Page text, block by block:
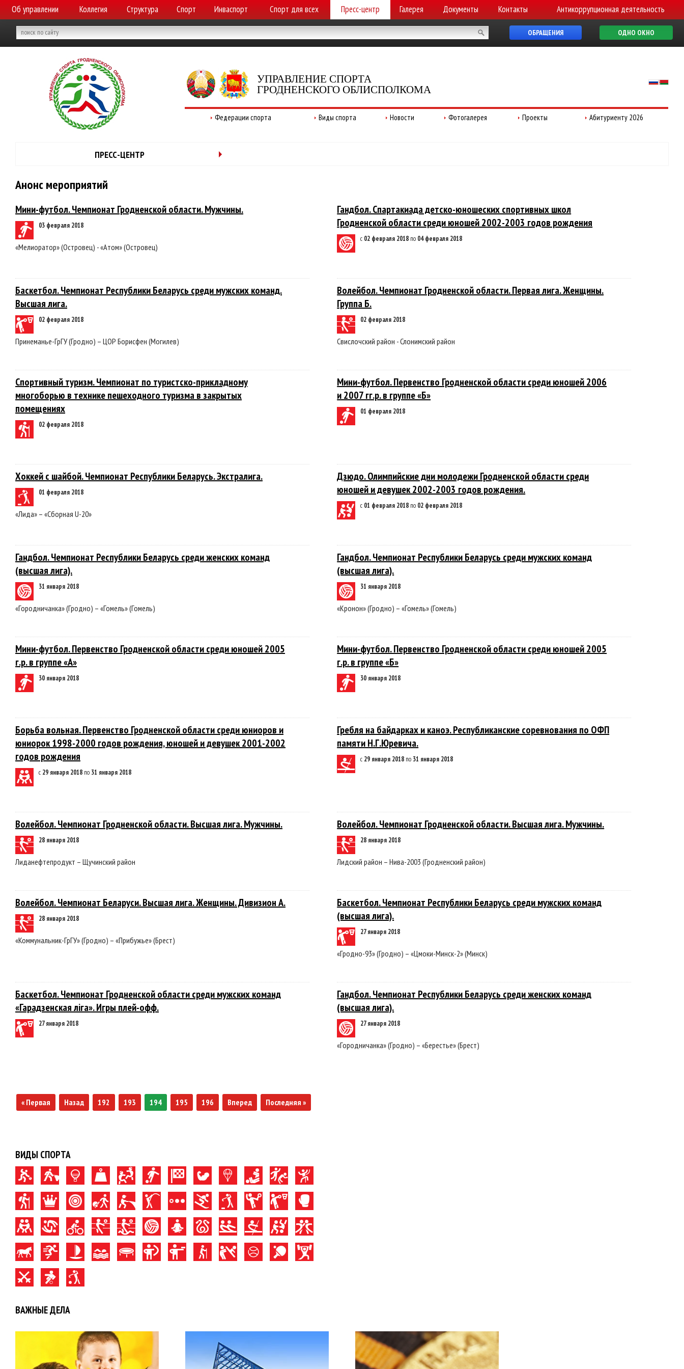
Об управлении Коллегия Структура Спорт Инваспорт Спорт для всех Пресс-центр Галерея Документы Контакты Антикоррупционная деятельность
ОБРАЩЕНИЯ ОДНО ОКНО
УПРАВЛЕНИЕ СПОРТА
ГРОДНЕНСКОГО ОБЛИСПОЛКОМА
Федерации спорта Виды спорта Новости Фотогалерея Проекты Абитуриенту 2026
ПРЕСС-ЦЕНТР
Анонс мероприятий
Мини-футбол. Чемпионат Гродненской области. Мужчины.
03 февраля 2018
«Мелиоратор» (Островец) - «Атом» (Островец)
Гандбол. Спартакиада детско-юношеских спортивных школ
Гродненской области среди юношей 2002-2003 годов рождения
с 02 февраля 2018 по 04 февраля 2018
Баскетбол. Чемпионат Республики Беларусь среди мужских команд.
Высшая лига.
02 февраля 2018
Принеманье-ГрГУ (Гродно) – ЦОР Борисфен (Могилев)
Волейбол. Чемпионат Гродненской области. Первая лига. Женщины.
Группа Б.
02 февраля 2018
Свислочский район - Слонимский район
Спортивный туризм. Чемпионат по туристско-прикладному
многоборью в технике пешеходного туризма в закрытых
помещениях
02 февраля 2018
Мини-футбол. Первенство Гродненской области среди юношей 2006
и 2007 гг.р. в группе «Б»
01 февраля 2018
Хоккей с шайбой. Чемпионат Республики Беларусь. Экстралига.
01 февраля 2018
«Лида» – «Сборная U-20»
Дзюдо. Олимпийские дни молодежи Гродненской области среди
юношей и девушек 2002-2003 годов рождения.
с 01 февраля 2018 по 02 февраля 2018
Гандбол. Чемпионат Республики Беларусь среди женских команд
(высшая лига).
31 января 2018
«Городничанка» (Гродно) – «Гомель» (Гомель)
Гандбол. Чемпионат Республики Беларусь среди мужских команд
(высшая лига).
31 января 2018
«Кронон» (Гродно) – «Гомель» (Гомель)
Мини-футбол. Первенство Гродненской области среди юношей 2005
г.р. в группе «А»
30 января 2018
Мини-футбол. Первенство Гродненской области среди юношей 2005
г.р. в группе «Б»
30 января 2018
Борьба вольная. Первенство Гродненской области среди юниоров и
юниорок 1998-2000 годов рождения, юношей и девушек 2001-2002
годов рождения
с 29 января 2018 по 31 января 2018
Гребля на байдарках и каноэ. Республиканские соревнования по ОФП
памяти Н.Г.Юревича.
с 29 января 2018 по 31 января 2018
Волейбол. Чемпионат Гродненской области. Высшая лига. Мужчины.
28 января 2018
Лиданефтепродукт – Щучинский район
Волейбол. Чемпионат Гродненской области. Высшая лига. Мужчины.
28 января 2018
Лидский район – Нива-2003 (Гродненский район)
Волейбол. Чемпионат Беларуси. Высшая лига. Женщины. Дивизион А.
28 января 2018
«Коммунальник-ГрГУ» (Гродно) – «Прибужье» (Брест)
Баскетбол. Чемпионат Республики Беларусь среди мужских команд
(высшая лига).
27 января 2018
«Гродно-93» (Гродно) – «Цмоки-Минск-2» (Минск)
Баскетбол. Чемпионат Гродненской области среди мужских команд
«Гарадзенская лiга». Игры плей-офф.
27 января 2018
Гандбол. Чемпионат Республики Беларусь среди женских команд
(высшая лига).
27 января 2018
«Городничанка» (Гродно) – «Берестье» (Брест)
« Первая Назад 192 193 194 195 196 Вперед Последняя »
ВИДЫ СПОРТА
ВАЖНЫЕ ДЕЛА